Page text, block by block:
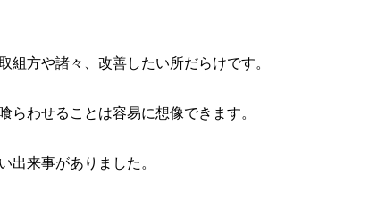
組方や諸々、改善したい所だらけです。
わせることは容易に想像できます。
出来事がありました。